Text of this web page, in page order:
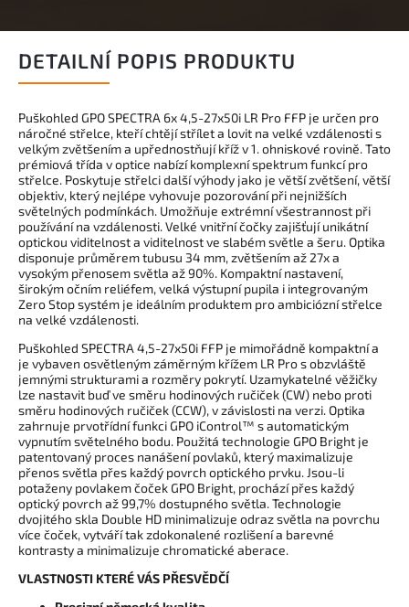
DETAILNÍ POPIS PRODUKTU
Puškohled GPO SPECTRA 6x 4,5-27x50i LR Pro FFP je určen pro
náročné střelce, kteří chtějí střílet a lovit na velké vzdálenosti s
velkým zvětšením a upřednostňují kříž v 1. ohniskové rovině. Tato
prémiová třída v optice nabízí komplexní spektrum funkcí pro
střelce. Poskytuje střelci další výhody jako je větší zvětšení, větší
objektiv, který nejlépe vyhovuje pozorování při nejnižších
světelných podmínkách. Umožňuje extrémní všestrannost při
používání na vzdálenosti. Velké vnitřní čočky zajišťují unikátní
optickou viditelnost a viditelnost ve slabém světle a šeru. Optika
disponuje průměrem tubusu 34 mm, zvětšením až 27x a
vysokým přenosem světla až 90%. Kompaktní nastavení,
širokým očním reliéfem, velká výstupní pupila i integrovaným
Zero Stop systém je ideálním produktem pro ambiciózní střelce
na velké vzdálenosti.
Puškohled SPECTRA 4,5-27x50i FFP je mimořádně kompaktní a
je vybaven osvětleným záměrným křížem LR Pro s obzvláště
jemnými strukturami a rozměry pokrytí. Uzamykatelné věžičky
lze nastavit buď ve směru hodinových ručiček (CW) nebo proti
směru hodinových ručiček (CCW), v závislosti na verzi. Optika
zahrnuje prvotřídní funkci GPO iControl™ s automatickým
vypnutím světelného bodu. Použitá technologie GPO Bright je
patentovaný proces nanášení povlaků, který maximalizuje
přenos světla přes každý povrch optického prvku. Jsou-li
potaženy povlakem čoček GPO Bright, prochází přes každý
optický povrch až 99,7% dostupného světla. Technologie
dvojitého skla Double HD minimalizuje odraz světla na povrchu
více čoček, vytváří tak zdokonalené rozlišení a barevné
kontrasty a minimalizuje chromatické aberace.
VLASTNOSTI KTERÉ VÁS PŘESVĚDČÍ